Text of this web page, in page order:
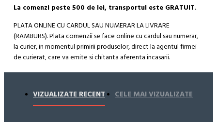
La comenzi peste 500 de lei, transportul este GRATUIT.
PLATA ONLINE CU CARDUL SAU NUMERAR LA LIVRARE
(RAMBURS). Plata comenzii se face online cu cardul sau numerar,
la curier, in momentul primirii produselor, direct la agentul firmei
de curierat, care va emite si chitanta aferenta incasarii.
Cum se face livrarea produselor:
Livrarea comenzii la adresa indicata de dvs. si este asigurata de
compania de curierat, care va livreaza comanda în decursul a 24-
VIZUALIZATE RECENT CELE MAI VIZUALIZATE